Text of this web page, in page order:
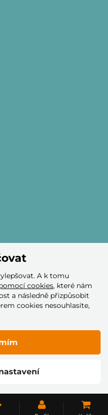
karty
Trade s.r.o.
A k tomu
cookies, které nám
a následně přizpůsobit
cookies nesouhlasíte,